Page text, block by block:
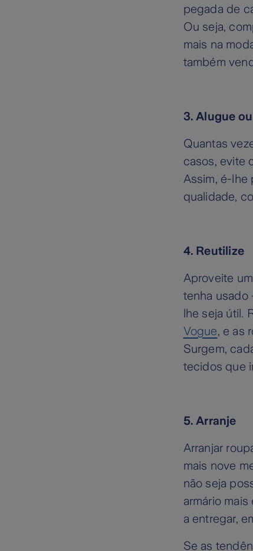
pegada de
Ou seja,
mais na
também
3. Alugue
Quantas
casos, evite
Assim, é-lhe
qualidade,
4. Reutilize
Aproveite
tenha usado
lhe seja útil.
Vogue, e as
Surgem,
tecidos que
5. Arranje
Arranjar
mais nove
não seja
armário
a entregar,
Se as